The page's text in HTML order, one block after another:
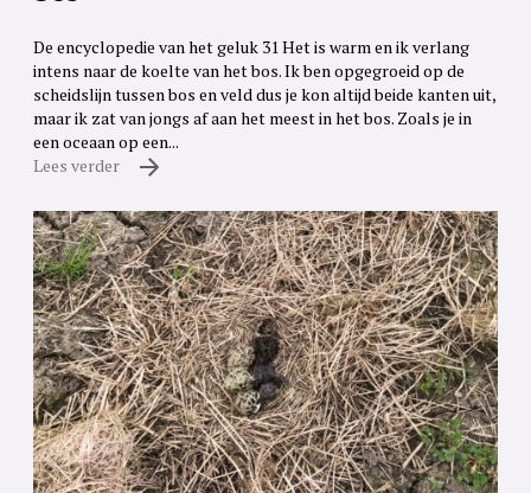
De encyclopedie van het geluk 31 Het is warm en ik verlang
intens naar de koelte van het bos. Ik ben opgegroeid op de
scheidslijn tussen bos en veld dus je kon altijd beide kanten uit,
maar ik zat van jongs af aan het meest in het bos. Zoals je in
een oceaan op een...
Lees verder